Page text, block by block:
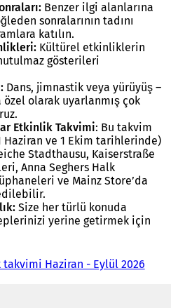
Benzer ilgi alanlarına
sonralarının tadını
katılın.
Kültürel etkinliklerin
gösterileri
Dans, jimnastik veya yürüyüş –
olarak uyarlanmış çok
Etkinlik Takvimi: Bu takvim
Haziran ve 1 Ekim tarihlerinde)
Stadthausu, Kaiserstraße
Anna Seghers Halk
ve Mainz Store’da
Size her türlü konuda
yerine getirmek için
Haziran - Eylül 2026